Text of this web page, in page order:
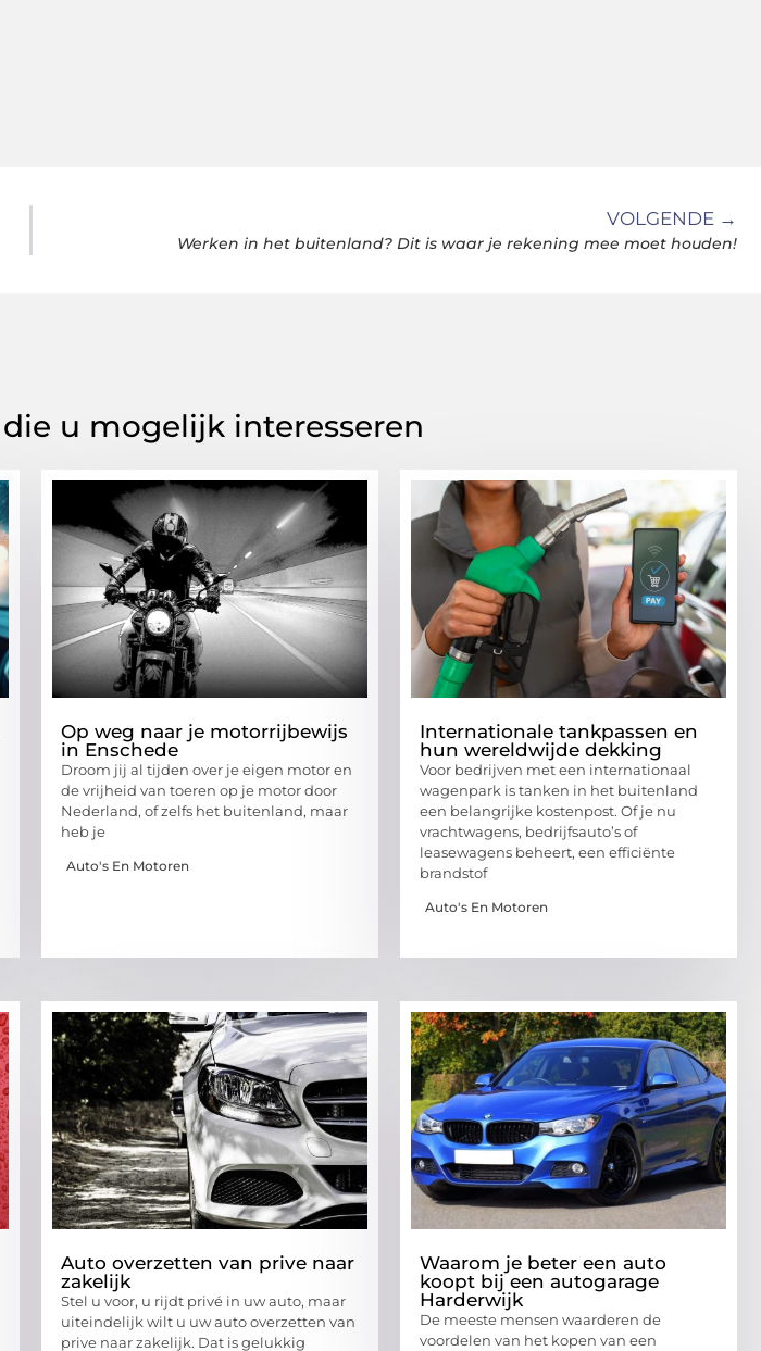
VOLGENDE →
Werken in het buitenland? Dit is waar je rekening mee moet houden!
die u mogelijk interesseren
Op weg naar je motorrijbewijs
in Enschede
Droom jij al tijden over je eigen motor en
de vrijheid van toeren op je motor door
Nederland, of zelfs het buitenland, maar
heb je
Auto's En Motoren
Internationale tankpassen en
hun wereldwijde dekking
Voor bedrijven met een internationaal
wagenpark is tanken in het buitenland
een belangrijke kostenpost. Of je nu
vrachtwagens, bedrijfsauto’s of
leasewagens beheert, een efficiënte
brandstof
Auto's En Motoren
Auto overzetten van prive naar
zakelijk
Stel u voor, u rijdt privé in uw auto, maar
uiteindelijk wilt u uw auto overzetten van
prive naar zakelijk. Dat is gelukkig
Waarom je beter een auto
koopt bij een autogarage
Harderwijk
De meeste mensen waarderen de
voordelen van het kopen van een